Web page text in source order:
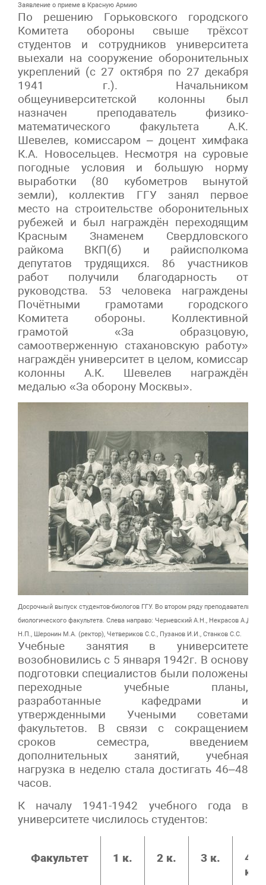
Заявление о приеме в Красную Армию
По решению Горьковского городского
Комитета обороны свыше трёхсот
студентов и сотрудников университета
выехали на сооружение оборонительных
укреплений (с 27 октября по 27 декабря
1941 г.). Начальником
общеуниверситетской колонны был
назначен преподаватель физико-
математического факультета А.К.
Шевелев, комиссаром – доцент химфака
К.А. Новосельцев. Несмотря на суровые
погодные условия и большую норму
выработки (80 кубометров вынутой
земли), коллектив ГГУ занял первое
место на строительстве оборонительных
рубежей и был награждён переходящим
Красным Знаменем Свердловского
райкома ВКП(б) и райисполкома
депутатов трудящихся. 86 участников
работ получили благодарность от
руководства. 53 человека награждены
Почётными грамотами городского
Комитета обороны. Коллективной
грамотой «За образцовую,
самоотверженную стахановскую работу»
награждён университет в целом, комиссар
колонны А.К. Шевелев награждён
медалью «За оборону Москвы».
Досрочный выпуск студентов-биологов ГГУ. Во втором ряду преподаватели
биологического факультета. Слева направо: Черневский А.Н., Некрасов А.Д,
Н.П., Шеронин М.А. (ректор), Четвериков С.С., Пузанов И.И., Станков С.С.
Учебные занятия в университете
возобновились с 5 января 1942г. В основу
подготовки специалистов были положены
переходные учебные планы,
разработанные кафедрами и
утвержденными Учеными советами
факультетов. В связи с сокращением
сроков семестра, введением
дополнительных занятий, учебная
нагрузка в неделю стала достигать 46–48
часов.
К началу 1941-1942 учебного года в
университете числилось студентов:
Факультет 1 к. 2 к. 3 к.
4
к.